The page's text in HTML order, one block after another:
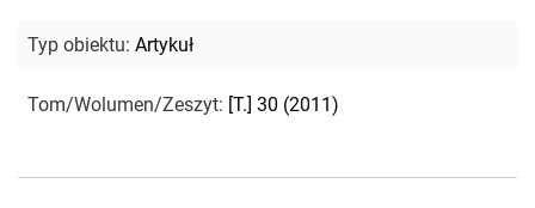
Typ obiektu: Artykuł
Tom/Wolumen/Zeszyt: [T.] 30 (2011)